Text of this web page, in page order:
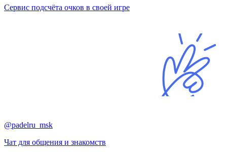
Сервис подсчёта очков в своей игре
@padelru_msk
Чат для общения и знакомств